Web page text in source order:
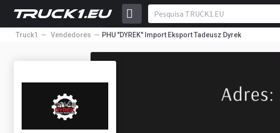
Truck1 Vendedores PHU "DYREK" Import Eksport Tadeusz Dyrek